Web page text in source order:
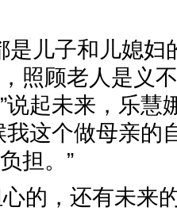
是儿子和儿媳
照顾老人是义
起未来，乐慧
我这个做母亲的
负担。”
的，还有未来